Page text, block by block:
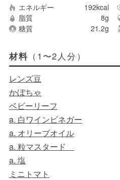
エネルギー 192kcal
脂質
8g
糖質
21.2g
材料 （1〜2人分）
レンズ豆
かぼちゃ
ベビーリーフ
a. 白ワインビネガー
a. オリーブオイル
a. 粒マスタード
a. 塩
ミニトマト